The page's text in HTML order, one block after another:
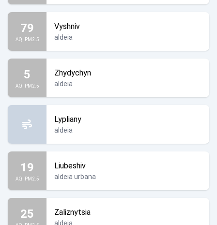
79
AQI PM2.5
Vyshniv
aldeia
5
AQI PM2.5
Zhydychyn
aldeia
Lypliany
aldeia
19
AQI PM2.5
Liubeshiv
aldeia urbana
25 Zaliznytsia
aldeia